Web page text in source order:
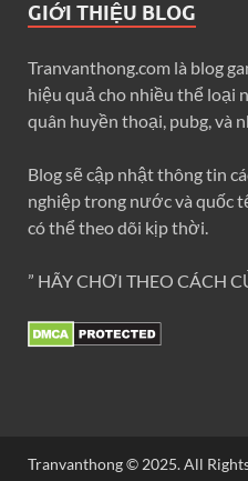
GIỚI THIỆU BLOG
Tranvanthong.com là blog
hiệu quả cho nhiều thể loại
quân huyền thoại, pubg, và
Blog sẽ cập nhật thông tin
nghiệp trong nước và quốc
có thể theo dõi kịp thời.
” HÃY CHƠI THEO CÁCH
Tranvanthong © 2025. All